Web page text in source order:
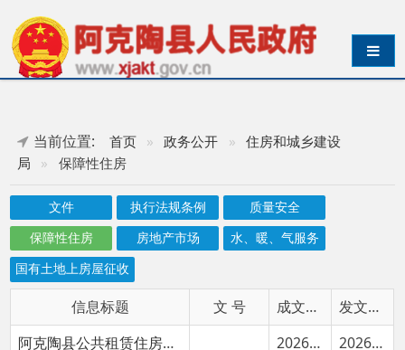
导航切换
局 » 保障性住房
保障性住房
房地产市场
水、暖、气服务
国有土地上房屋征收
信息标题
2026-05-15
阿克陶县公共租赁住房申请人员名单公示
2026-04-10